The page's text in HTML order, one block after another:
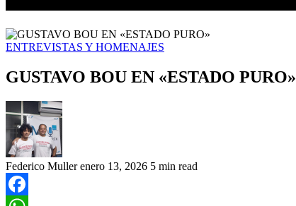
ENTREVISTAS Y HOMENAJES
GUSTAVO BOU EN «ESTADO PURO»
Federico Muller enero 13, 2026 5 min read